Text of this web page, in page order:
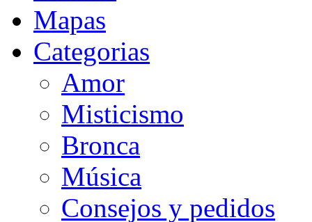
Mapas
Categorias
Amor
Misticismo
Bronca
Música
Consejos y pedidos